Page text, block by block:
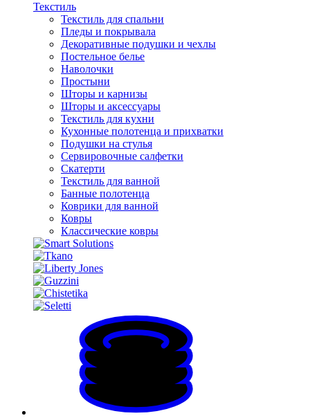
Текстиль
Текстиль для спальни
Пледы и покрывала
Декоративные подушки и чехлы
Постельное белье
Наволочки
Простыни
Шторы и карнизы
Шторы и аксессуары
Текстиль для кухни
Кухонные полотенца и прихватки
Подушки на стулья
Сервировочные салфетки
Скатерти
Текстиль для ванной
Банные полотенца
Коврики для ванной
Ковры
Классические ковры